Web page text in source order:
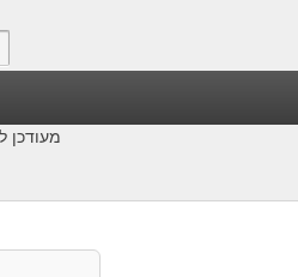
מעודכן לס"ח-2591 וק"ת-